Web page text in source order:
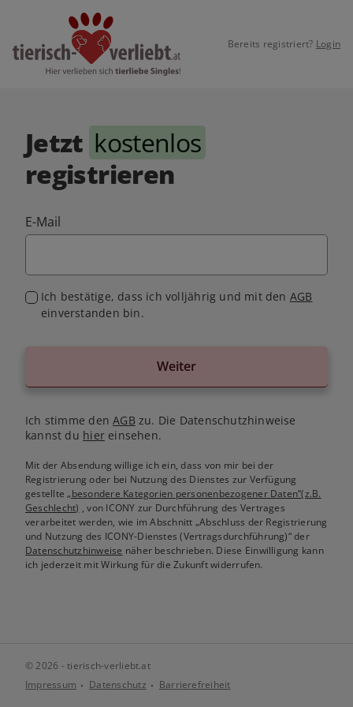
Bereits registriert? Login
Jetzt kostenlos
registrieren
E-Mail
Ich bestätige, dass ich volljährig und mit den AGB
einverstanden bin.
Weiter
Ich stimme denAGB zu. Die Datenschutzhinweise
kannst du hiereinsehen.
Mit der Absendung willige ich ein, dass von mir bei der
Registrierung oder bei Nutzung des Dienstes zur Verfügung
gestellte„besondere Kategorien personenbezogener Daten“(z.B.
Geschlecht) , von ICONY zur Durchführung des Vertrages
verarbeitet werden, wie im Abschnitt „Abschluss der Registrierung
und Nutzung des ICONY-Dienstes (Vertragsdurchführung)“ der
Datenschutzhinweise näher beschrieben. Diese Einwilligung kann
ich jederzeit mit Wirkung für die Zukunft widerrufen.
© 2026 - tierisch-verliebt.at
Impressum
Datenschutz Barrierefreiheit